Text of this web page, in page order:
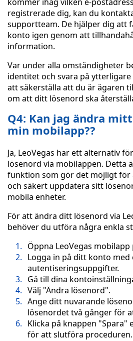
registrerade dig, kan du
supportteam. De hjälper dig att
konto igen genom att
information.
Var under alla omständigheter
identitet och svara på
att säkerställa att du är ägaren
om att ditt lösenord ska
Q4: Kan jag ändra
min mobilapp??
Ja, LeoVegas har ett alternativ
lösenord via mobilappen. Detta
funktion som gör det möjligt för
och säkert uppdatera sitt
mobila enheter.
För att ändra ditt lösenord via
behöver du utföra några enkla
Öppna LeoVegas mobilapp
Logga in på ditt konto med
autentiseringsuppgifter.
Gå till dina
Välj "Ändra lösenord".
Ange ditt nuvarande
lösenordet två gånger för
Klicka på knappen "Spara"
för att slutföra proceduren.